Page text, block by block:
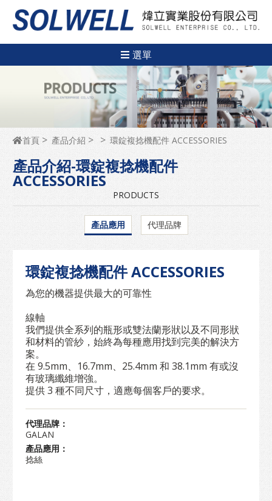
選單
首頁 產品介紹 環錠複捻機配件 ACCESSORIES
產品介紹-環錠複捻機配件
ACCESSORIES
PRODUCTS
產品應用 代理品牌
環錠複捻機配件 ACCESSORIES
為您的機器提供最大的可靠性
線軸
我們提供全系列的瓶形或雙法蘭形狀以及不同形狀
和材料的管紗，始終為每種應用找到完美的解決方
案。
在 9.5mm、16.7mm、25.4mm 和 38.1mm 有或沒
有玻璃纖維增強。
提供 3 種不同尺寸，適應每個客戶的要求。
代理品牌：
GALAN
產品應用：
捻絲